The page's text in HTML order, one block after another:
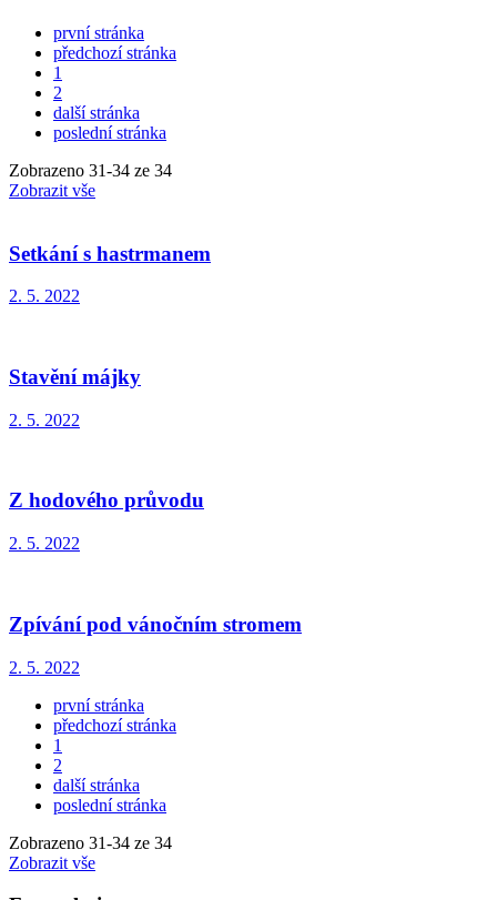
první stránka
předchozí stránka
1
2
další stránka
poslední stránka
Zobrazeno 31-34 ze 34
Zobrazit vše
Setkání s hastrmanem
2. 5. 2022
Stavění májky
2. 5. 2022
Z hodového průvodu
2. 5. 2022
Zpívání pod vánočním stromem
2. 5. 2022
první stránka
předchozí stránka
1
2
další stránka
poslední stránka
Zobrazeno 31-34 ze 34
Zobrazit vše